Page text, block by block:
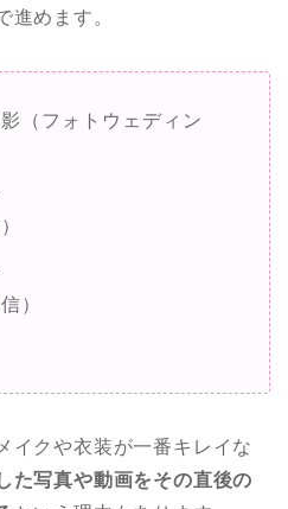
めます。
（フォトウェディン
）
イクや衣装が一番キレイな
た写真や動画をその直後の